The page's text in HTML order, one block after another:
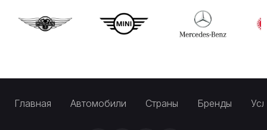
Главная Автомобили Страны Бренды